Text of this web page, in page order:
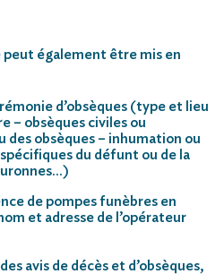
également être mis en
d’obsèques (type et lieu
– obsèques civiles ou
des obsèques – inhumation ou
du défunt ou de la
de pompes funèbres en
et adresse de l’opérateur
avis de décès et d’obsèques,